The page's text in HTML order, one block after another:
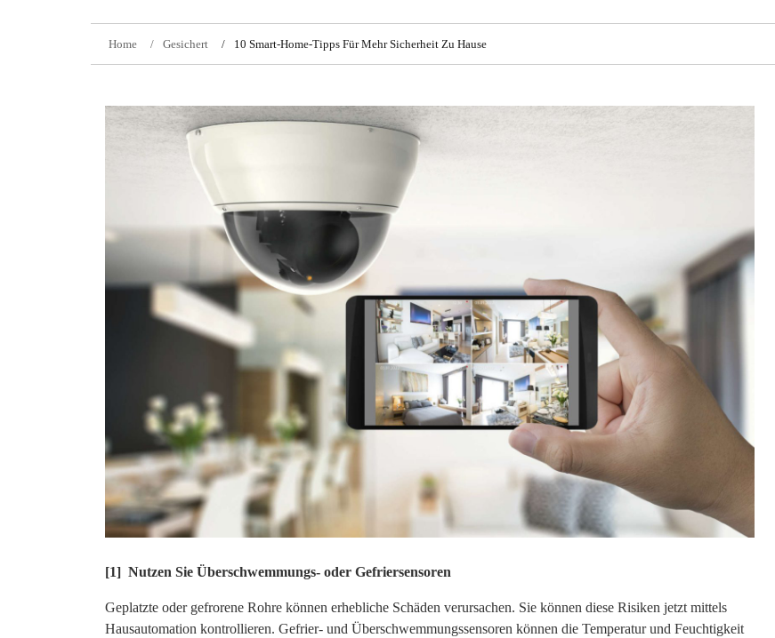
Home Gesichert 10 Smart-Home-Tipps Für Mehr Sicherheit Zu Hause
[1] Nutzen Sie Überschwemmungs- oder Gefriersensoren
Geplatzte oder gefrorene Rohre können erhebliche Schäden verursachen. Sie können diese Risiken jetzt mittels
Hausautomation kontrollieren. Gefrier- und Überschwemmungssensoren können die Temperatur und Feuchtigkeit